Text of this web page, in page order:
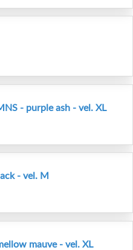
- purple ash - vel. XL
- vel. M
mauve - vel. XL